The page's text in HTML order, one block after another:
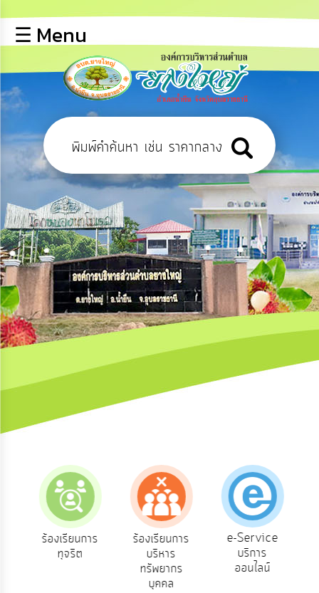
หลัก
ข้อมูล
พื้น
บุคลากร
ประชาสัมพันธ์
การ
ปฏิสัมพันธ์
ข้อมูล
รับ
ฟัง
ความ
คิด
แผน
แผน
พัฒนา
บริหาร/
พัฒนา
ทรัพยากร
บุคคล
☰ Menu
ร้องเรียนการ
ทุจริต
ร้องเรียนการ
บริหาร
ทรัพยากร
บุคคล
e-Service
บริการ
ออนไลน์